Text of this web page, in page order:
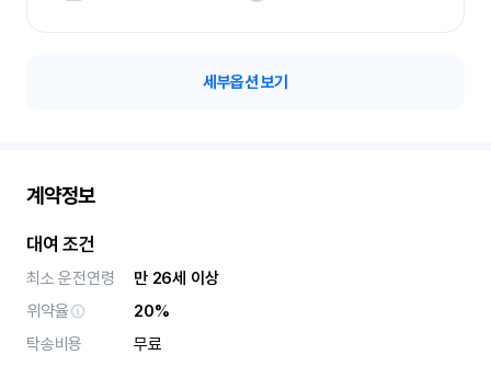
세부옵션 보기
계약정보
대여 조건
최소 운전연령
만 26세 이상
위약율
20%
탁송비용
무료